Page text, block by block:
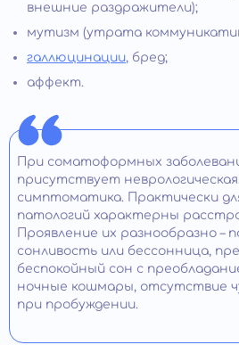
внешние раздражители);
мутизм (утрата
галлюцинации, бред;
аффект.
При соматоформных
присутствует
симптоматика. Практически
патологий характерны
Проявление их разнообразно –
сонливость или бессонница,
беспокойный сон с
ночные кошмары, отсутствие
при пробуждении.